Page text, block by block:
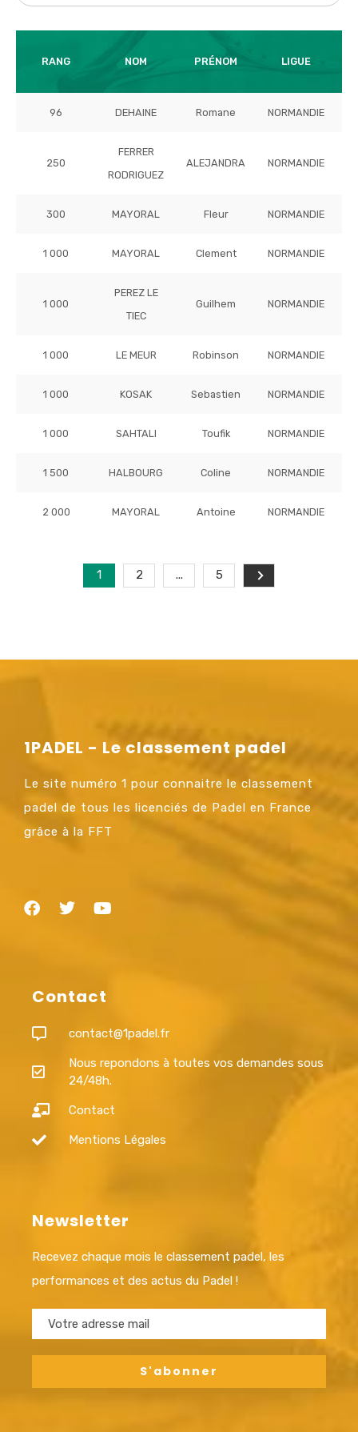
RANG NOM PRÉNOM LIGUE
96 DEHAINE Romane NORMANDIE
250
FERRER
RODRIGUEZ
ALEJANDRA NORMANDIE
300 MAYORAL Fleur NORMANDIE
1 000 MAYORAL Clement NORMANDIE
1 000
PEREZ LE
TIEC
Guilhem NORMANDIE
1 000 LE MEUR Robinson NORMANDIE
1 000 KOSAK Sebastien NORMANDIE
1 000 SAHTALI Toufik NORMANDIE
1 500 HALBOURG Coline NORMANDIE
2 000 MAYORAL Antoine NORMANDIE
1 2 ... 5
1PADEL - Le classement padel
Le site numéro 1 pour connaitre le classement
padel de tous les licenciés de Padel en France
grâce à la FFT
Contact
contact@1padel.fr
Nous repondons à toutes vos demandes sous
24/48h.
Contact
Mentions Légales
Newsletter
Recevez chaque mois le classement padel, les
performances et des actus du Padel !